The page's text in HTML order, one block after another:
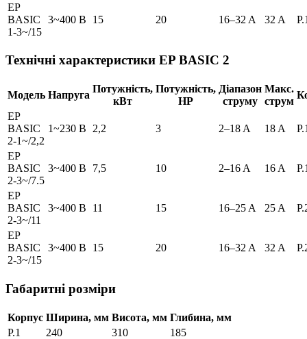
EP
BASIC
1-3~/15
3~400 В 15 20 16–32 A 32 A
Технічні характеристики EP BASIC 2
Модель Напруга
Потужність,
кВт
Потужність,
HP
Діапазон
струму
Макс.
струм
EP
BASIC
2-1~/2,2
1~230 В 2,2 3 2–18 A 18 A
EP
BASIC
2-3~/7.5
3~400 В 7,5 10 2–16 A 16 A
EP
BASIC
2-3~/11
3~400 В 11 15 16–25 A 25 A
EP
BASIC
2-3~/15
3~400 В 15 20 16–32 A 32 A
Габаритні розміри
Корпус Ширина, мм Висота, мм Глибина, мм
P.1
240 310
185